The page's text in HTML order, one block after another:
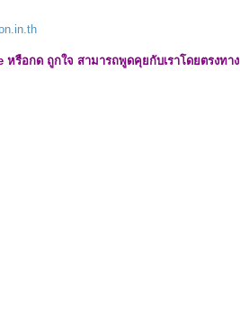
หรือกด ถูกใจ สามารถพูดคุยกับเราโดยตรงทาง